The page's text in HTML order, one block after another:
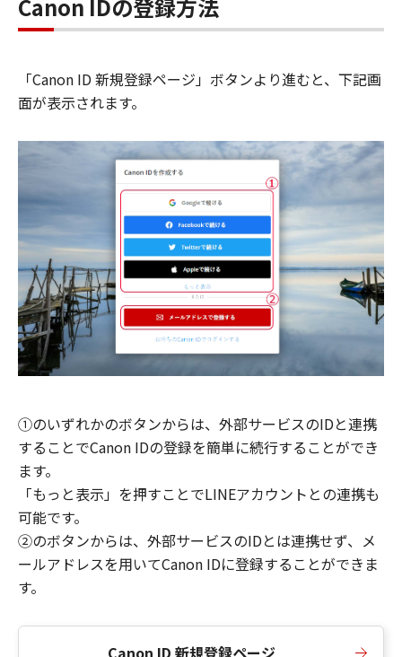
Canon IDの登録方法
「Canon ID 新規登録ページ」ボタンより進むと、下記画
面が表示されます。
①のいずれかのボタンからは、外部サービスのIDと連携
することでCanon IDの登録を簡単に続行することができ
ます。
「もっと表示」を押すことでLINEアカウントとの連携も
可能です。
②のボタンからは、外部サービスのIDとは連携せず、メ
ールアドレスを用いてCanon IDに登録することができま
す。